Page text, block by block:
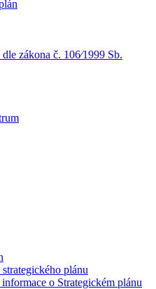
zákona č. 106⁄1999 Sb.
plánu
o Strategickém plánu